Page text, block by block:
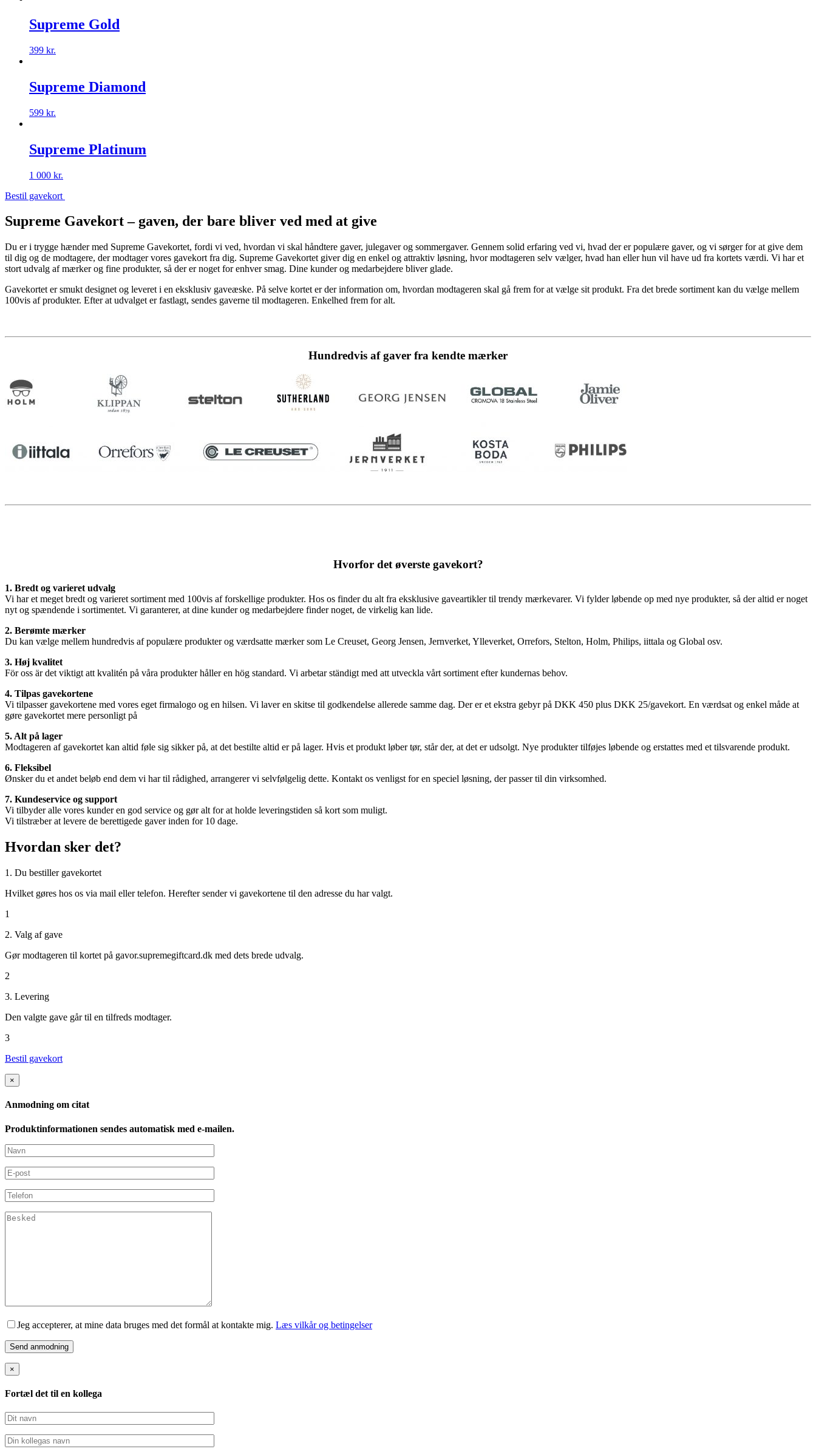
Supreme Gold
399 kr.
Supreme Diamond
599 kr.
Supreme Platinum
1 000 kr.
Bestil gavekort
Supreme Gavekort – gaven, der bare bliver ved med at give
Du er i trygge hænder med Supreme Gavekortet, fordi vi ved, hvordan vi skal håndtere gaver, julegaver og sommergaver. Gennem solid erfaring ved vi, hvad der er populære gaver, og vi sørger for at give dem
til dig og de modtagere, der modtager vores gavekort fra dig. Supreme Gavekortet giver dig en enkel og attraktiv løsning, hvor modtageren selv vælger, hvad han eller hun vil have ud fra kortets værdi. Vi har et
stort udvalg af mærker og fine produkter, så der er noget for enhver smag. Dine kunder og medarbejdere bliver glade.
Gavekortet er smukt designet og leveret i en eksklusiv gaveæske. På selve kortet er der information om, hvordan modtageren skal gå frem for at vælge sit produkt. Fra det brede sortiment kan du vælge mellem
100vis af produkter. Efter at udvalget er fastlagt, sendes gaverne til modtageren. Enkelhed frem for alt.
Hundredvis af gaver fra kendte mærker
Hvorfor det øverste gavekort?
1. Bredt og varieret udvalg
Vi har et meget bredt og varieret sortiment med 100vis af forskellige produkter. Hos os finder du alt fra eksklusive gaveartikler til trendy mærkevarer. Vi fylder løbende op med nye produkter, så der altid er noget
nyt og spændende i sortimentet. Vi garanterer, at dine kunder og medarbejdere finder noget, de virkelig kan lide.
2. Berømte mærker
Du kan vælge mellem hundredvis af populære produkter og værdsatte mærker som Le Creuset, Georg Jensen, Jernverket, Ylleverket, Orrefors, Stelton, Holm, Philips, iittala og Global osv.
3. Høj kvalitet
För oss är det viktigt att kvalitén på våra produkter håller en hög standard. Vi arbetar ständigt med att utveckla vårt sortiment efter kundernas behov.
4. Tilpas gavekortene
Vi tilpasser gavekortene med vores eget firmalogo og en hilsen. Vi laver en skitse til godkendelse allerede samme dag. Der er et ekstra gebyr på DKK 450 plus DKK 25/gavekort. En værdsat og enkel måde at
gøre gavekortet mere personligt på
5. Alt på lager
Modtageren af ​​gavekortet kan altid føle sig sikker på, at det bestilte altid er på lager. Hvis et produkt løber tør, står der, at det er udsolgt. Nye produkter tilføjes løbende og erstattes med et tilsvarende produkt.
6. Fleksibel
Ønsker du et andet beløb end dem vi har til rådighed, arrangerer vi selvfølgelig dette. Kontakt os venligst for en speciel løsning, der passer til din virksomhed.
7. Kundeservice og support
Vi tilbyder alle vores kunder en god service og gør alt for at holde leveringstiden så kort som muligt.
Vi tilstræber at levere de berettigede gaver inden for 10 dage.
Hvordan sker det?
1. Du bestiller gavekortet
Hvilket gøres hos os via mail eller telefon. Herefter sender vi gavekortene til den adresse du har valgt.
1
2. Valg af gave
Gør modtageren til kortet på gavor.supremegiftcard.dk med dets brede udvalg.
2
3. Levering
Den valgte gave går til en tilfreds modtager.
3
Bestil gavekort
×
Anmodning om citat
Produktinformationen sendes automatisk med e-mailen.
Jeg accepterer, at mine data bruges med det formål at kontakte mig. Læs vilkår og betingelser
×
Fortæl det til en kollega